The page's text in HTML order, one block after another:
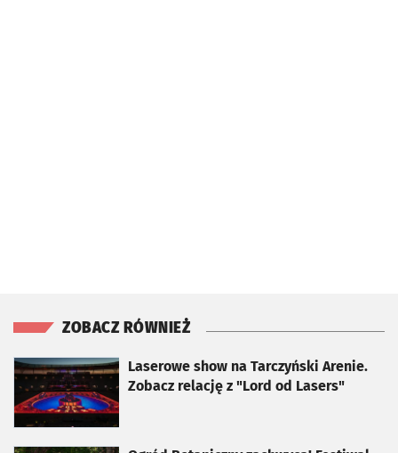
ZOBACZ RÓWNIEŻ
Laserowe show na Tarczyński Arenie.
Zobacz relację z "Lord od Lasers"
otworzy się w nowej karcie